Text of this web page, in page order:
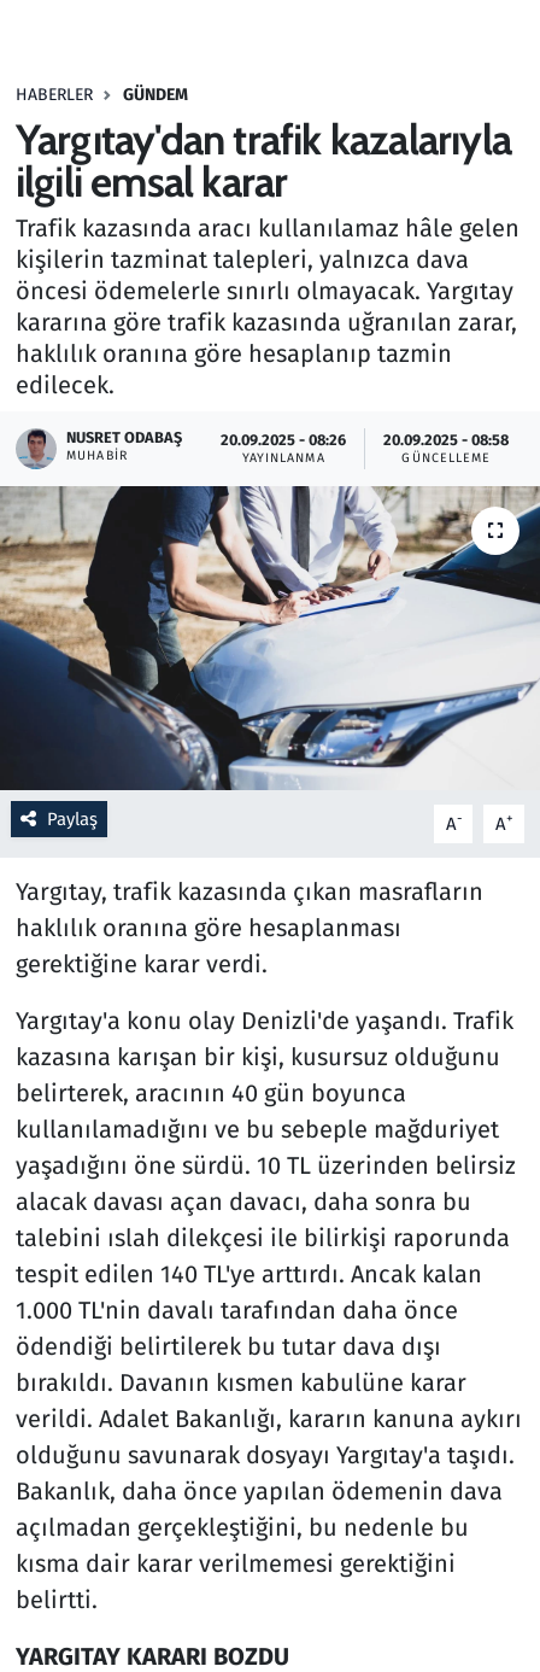
HABERLER GÜNDEM
Yargıtay'dan trafik kazalarıyla
ilgili emsal karar
Trafik kazasında aracı kullanılamaz hâle gelen
kişilerin tazminat talepleri, yalnızca dava
öncesi ödemelerle sınırlı olmayacak. Yargıtay
kararına göre trafik kazasında uğranılan zarar,
haklılık oranına göre hesaplanıp tazmin
edilecek.
NUSRET ODABAŞ
MUHABIR
20.09.2025 - 08:26
YAYINLANMA
20.09.2025 - 08:58
GÜNCELLEME
Paylaş A- A+
Yargıtay, trafik kazasında çıkan masrafların
haklılık oranına göre hesaplanması
gerektiğine karar verdi.
Yargıtay'a konu olay Denizli'de yaşandı. Trafik
kazasına karışan bir kişi, kusursuz olduğunu
belirterek, aracının 40 gün boyunca
kullanılamadığını ve bu sebeple mağduriyet
yaşadığını öne sürdü. 10 TL üzerinden belirsiz
alacak davası açan davacı, daha sonra bu
talebini ıslah dilekçesi ile bilirkişi raporunda
tespit edilen 140 TL'ye arttırdı. Ancak kalan
1.000 TL'nin davalı tarafından daha önce
ödendiği belirtilerek bu tutar dava dışı
bırakıldı. Davanın kısmen kabulüne karar
verildi. Adalet Bakanlığı, kararın kanuna aykırı
olduğunu savunarak dosyayı Yargıtay'a taşıdı.
Bakanlık, daha önce yapılan ödemenin dava
açılmadan gerçekleştiğini, bu nedenle bu
kısma dair karar verilmemesi gerektiğini
belirtti.
YARGITAY KARARI BOZDU
Haber
Kültür Sanat
Kurumsal Haberler
Lezzet Durağı
Memur ve Kamu
Ramazan
Resmi İlanlar
Rüya Tabirleri
Sağlık
Savunma Sanayi
Seçim 2023
Spor
Teknoloji ve Bilim
Televizyon